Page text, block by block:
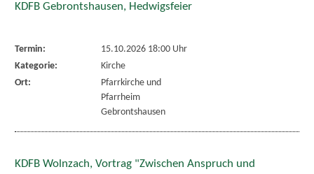
KDFB Gebrontshausen, Hedwigsfeier
Termin:
15.10.2026 18:00 Uhr
Kategorie:
Kirche
Ort:
Pfarrkirche und
Pfarrheim
Gebrontshausen
KDFB Wolnzach, Vortrag "Zwischen Anspruch und